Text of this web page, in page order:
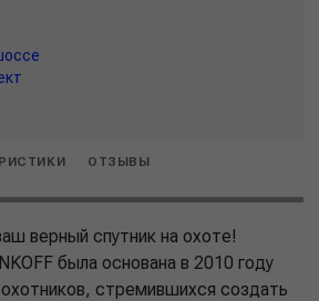
ОТЗЫВЫ
верный спутник на охоте!
была основана в 2010 году
охотников, стремившихся создать